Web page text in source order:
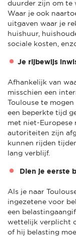
duurder zijn om te
Waar je ook
uitgaven waar je
huishuur,
sociale kosten,
Je rijbewijs
Afhankelijk van
misschien een
Toulouse te
een beperkte tijd
met niet-Europese
autoriteiten zijn
kunnen rijden
lang verblijf.
Dien je eerste
Als je naar
ingezetene voor
een
wettelijk verplicht
of hij belasting